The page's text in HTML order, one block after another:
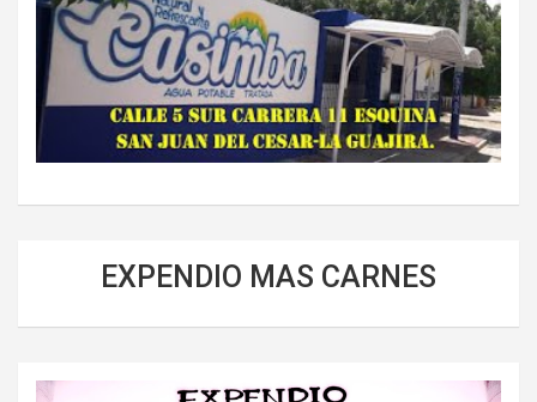
EXPENDIO MAS CARNES